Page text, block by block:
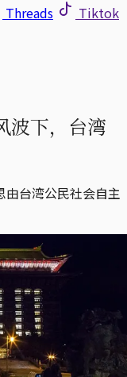
Threads
Tiktok
波下，台湾
台湾公民社会自主